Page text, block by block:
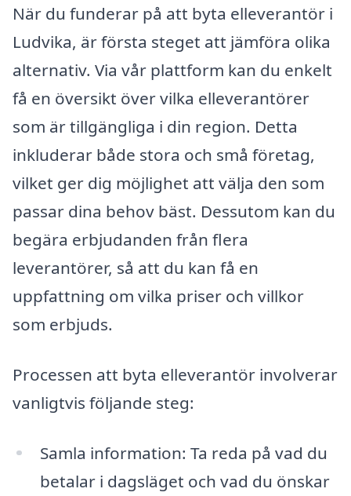
När du funderar på att byta elleverantör i
Ludvika, är första steget att jämföra olika
alternativ. Via vår plattform kan du enkelt
få en översikt över vilka elleverantörer
som är tillgängliga i din region. Detta
inkluderar både stora och små företag,
vilket ger dig möjlighet att välja den som
passar dina behov bäst. Dessutom kan du
begära erbjudanden från flera
leverantörer, så att du kan få en
uppfattning om vilka priser och villkor
som erbjuds.
Processen att byta elleverantör involverar
vanligtvis följande steg:
Samla information: Ta reda på vad du
betalar i dagsläget och vad du önskar